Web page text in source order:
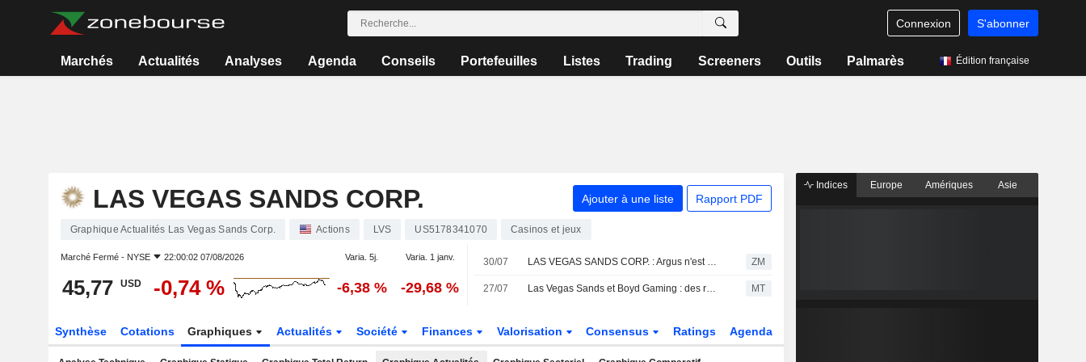
Connexion S'abonner
Marchés Actualités Analyses Agenda Conseils Portefeuilles Listes Trading Screeners Outils Palmarès Édition française
LAS VEGAS SANDS CORP. Ajouter à une liste Rapport PDF
Graphique Actualités Las Vegas Sands Corp. Actions LVS US5178341070 Casinos et jeux
Marché Fermé - NYSE 22:00:02 07/08/2026 Varia. 5j. Varia. 1 janv.
45,77 USD -0,74 % -6,38 % -29,68 %
30/07 LAS VEGAS SANDS CORP. : Argus n'est plus acheteur ZM
27/07 Las Vegas Sands et Boyd Gaming : des résultats en ligne portés par la solidité du marché domestique, selon Morgan Stanley MT
Synthèse Cotations Graphiques Actualités Société Finances Valorisation Consensus Ratings Agenda
Indices Europe Amériques Asie